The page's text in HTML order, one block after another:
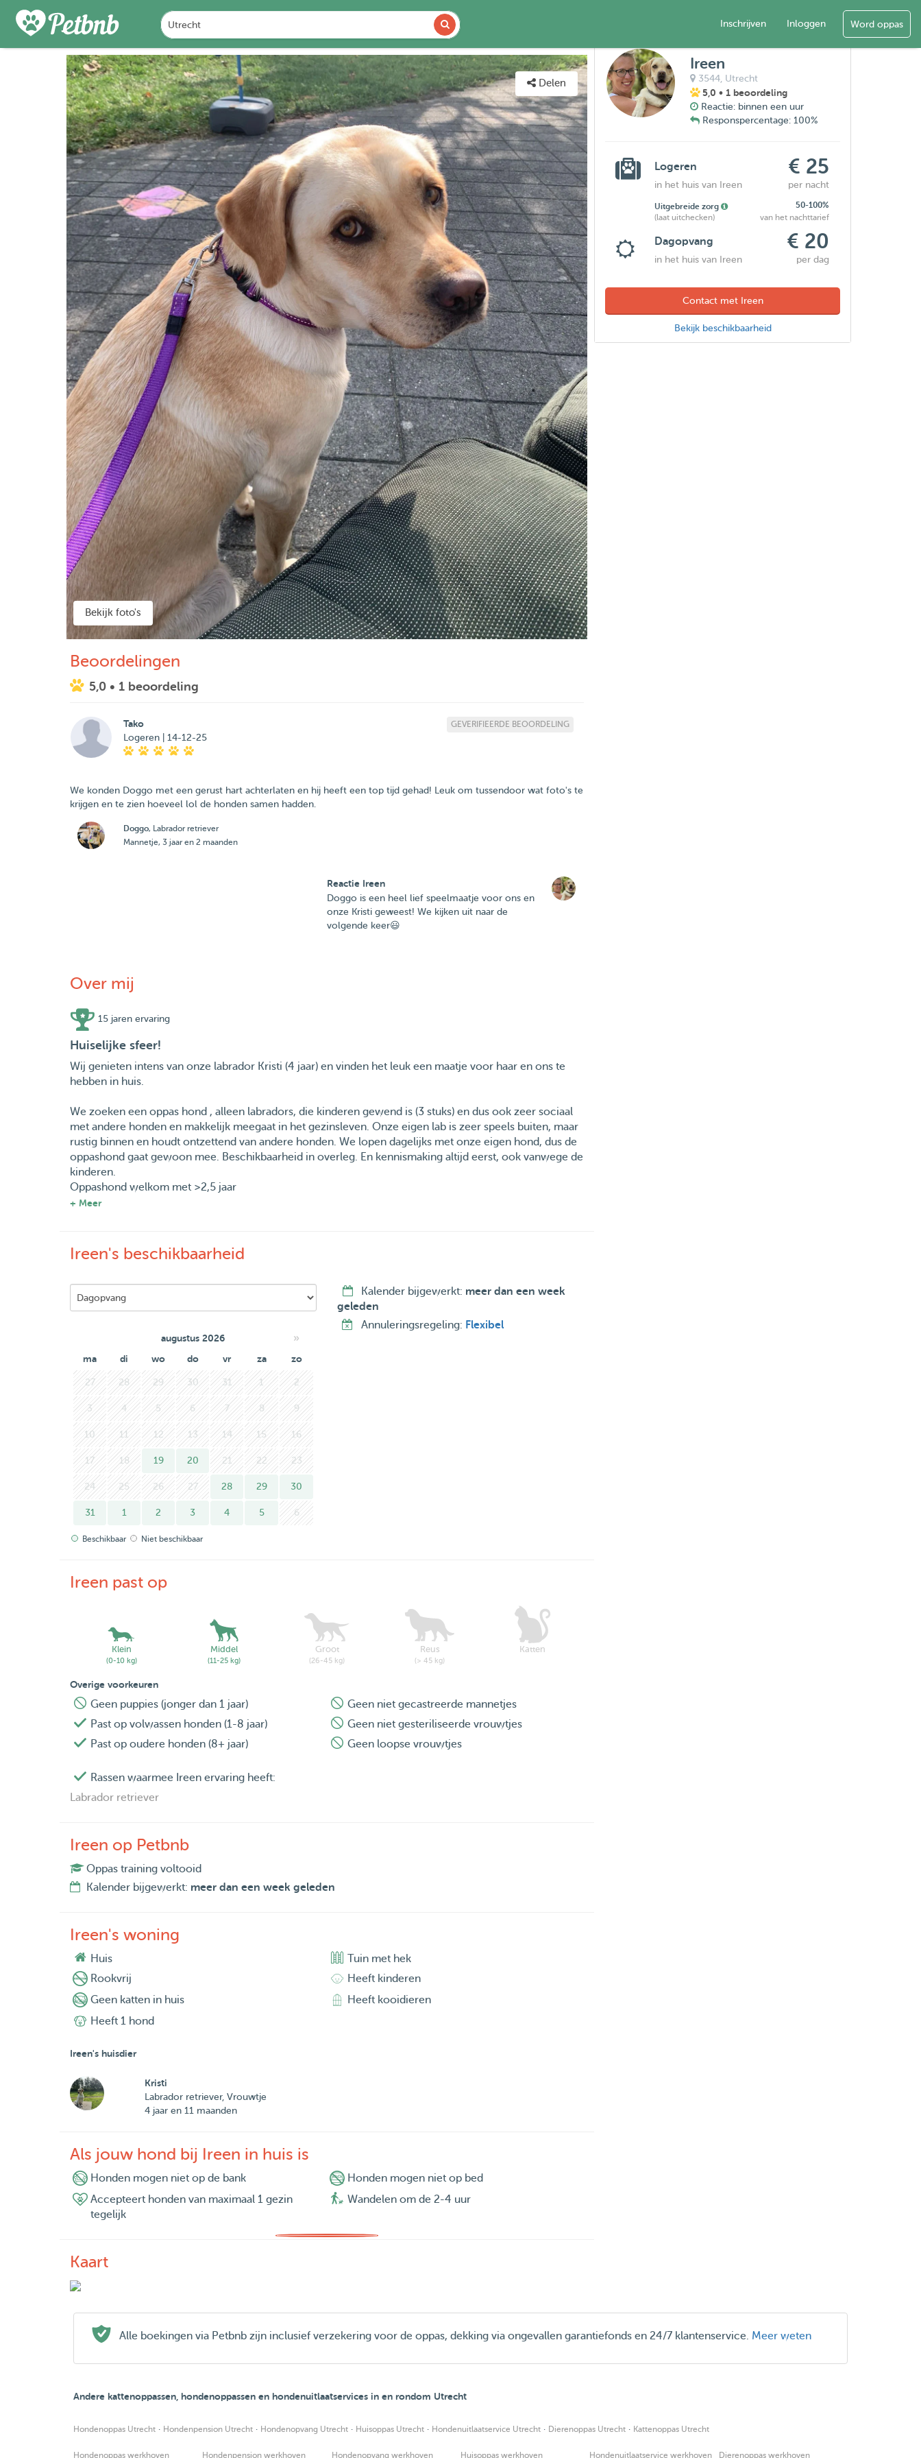
Inschrijven Inloggen Word oppas
FOTO'S BEOORDELINGEN DETAILS KAART
Delen
Bekijk foto's
Beoordelingen
5,0 • 1 beoordeling
Tako
Logeren | 14-12-25
GEVERIFIEERDE BEOORDELING
We konden Doggo met een gerust hart achterlaten en hij heeft een top tijd gehad! Leuk om tussendoor wat foto's te
krijgen en te zien hoeveel lol de honden samen hadden.
Doggo, Labrador retriever
Mannetje, 3 jaar en 2 maanden
Reactie Ireen
Doggo is een heel lief speelmaatje voor ons en
onze Kristi geweest! We kijken uit naar de
volgende keer😃
Over mij
15 jaren ervaring
Huiselijke sfeer!
Wij genieten intens van onze labrador Kristi (4 jaar) en vinden het leuk een maatje voor haar en ons te
hebben in huis.
We zoeken een oppas hond , alleen labradors, die kinderen gewend is (3 stuks) en dus ook zeer sociaal
met andere honden en makkelijk meegaat in het gezinsleven. Onze eigen lab is zeer speels buiten, maar
rustig binnen en houdt ontzettend van andere honden. We lopen dagelijks met onze eigen hond, dus de
oppashond gaat gewoon mee. Beschikbaarheid in overleg. En kennismaking altijd eerst, ook vanwege de
kinderen.
Oppashond welkom met >2,5 jaar
+ Meer
Ireen's beschikbaarheid
augustus 2026 »
ma di wo do vr za zo
27 28 29 30 31 1 2
3 4 5 6 7 8 9
10 11 12 13 14 15 16
17 18 19 20 21 22 23
24 25 26 27 28 29 30
31 1 2 3 4 5 6
Beschikbaar Niet beschikbaar
Kalender bijgewerkt: meer dan een week
geleden
Annuleringsregeling: Flexibel
Ireen past op
Klein
(0-10 kg)
Middel
(11-25 kg)
Groot
(26-45 kg)
Reus
(> 45 kg)
Katten
Overige voorkeuren
Geen puppies (jonger dan 1 jaar)
Past op volwassen honden (1-8 jaar)
Past op oudere honden (8+ jaar)
Geen niet gecastreerde mannetjes
Geen niet gesteriliseerde vrouwtjes
Geen loopse vrouwtjes
Rassen waarmee Ireen ervaring heeft:
Labrador retriever
Ireen op Petbnb
Oppas training voltooid
Kalender bijgewerkt: meer dan een week geleden
Ireen's woning
Huis
Tuin met hek
Rookvrij
Heeft kinderen
Geen katten in huis
Heeft kooidieren
Heeft 1 hond
Ireen's huisdier
Kristi
Labrador retriever, Vrouwtje
4 jaar en 11 maanden
Als jouw hond bij Ireen in huis is
Honden mogen niet op de bank
Honden mogen niet op bed
Accepteert honden van maximaal 1 gezin
tegelijk
Wandelen om de 2-4 uur
Kaart
Ireen
3544, Utrecht
5,0 • 1 beoordeling
Reactie: binnen een uur
Responspercentage: 100%
Logeren € 25
in het huis van Ireen per nacht
Uitgebreide zorg
50-100%
(laat uitchecken)
van het nachttarief
Dagopvang € 20
in het huis van Ireen per dag
Contact met Ireen
Bekijk beschikbaarheid
Alle boekingen via Petbnb zijn inclusief verzekering voor de oppas, dekking via ongevallen garantiefonds en 24/7 klantenservice. Meer weten
Andere kattenoppassen, hondenoppassen en hondenuitlaatservices in en rondom Utrecht
Hondenoppas Utrecht · Hondenpension Utrecht · Hondenopvang Utrecht · Huisoppas Utrecht · Hondenuitlaatservice Utrecht · Dierenoppas Utrecht · Kattenoppas Utrecht
Hondenoppas werkhoven Hondenpension werkhoven Hondenopvang werkhoven Huisoppas werkhoven Hondenuitlaatservice werkhoven Dierenoppas werkhoven